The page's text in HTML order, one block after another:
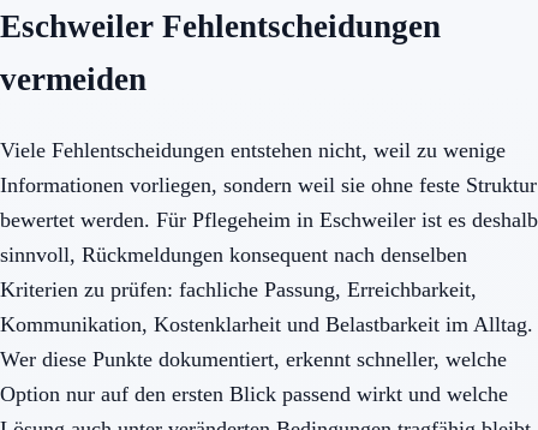
Eschweiler Fehlentscheidungen
vermeiden
Viele Fehlentscheidungen entstehen nicht, weil zu wenige
Informationen vorliegen, sondern weil sie ohne feste Struktur
bewertet werden. Für Pflegeheim in Eschweiler ist es deshalb
sinnvoll, Rückmeldungen konsequent nach denselben
Kriterien zu prüfen: fachliche Passung, Erreichbarkeit,
Kommunikation, Kostenklarheit und Belastbarkeit im Alltag.
Wer diese Punkte dokumentiert, erkennt schneller, welche
Option nur auf den ersten Blick passend wirkt und welche